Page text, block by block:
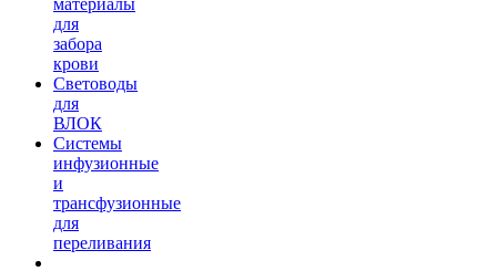
для
забора
крови
Световоды
для
ВЛОК
Системы
инфузионные
и
трансфузионные
для
переливания